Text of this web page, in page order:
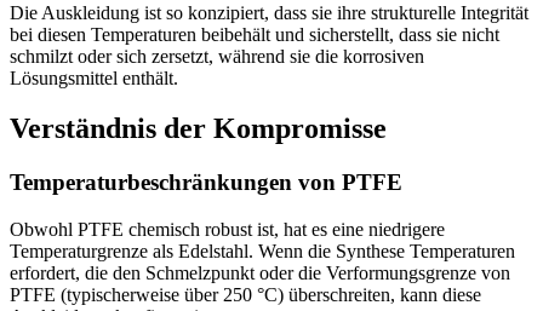
Die Auskleidung ist so konzipiert, dass sie ihre strukturelle Integrität
bei diesen Temperaturen beibehält und sicherstellt, dass sie nicht
schmilzt oder sich zersetzt, während sie die korrosiven
Lösungsmittel enthält.
Verständnis der Kompromisse
Temperaturbeschränkungen von PTFE
Obwohl PTFE chemisch robust ist, hat es eine niedrigere
Temperaturgrenze als Edelstahl. Wenn die Synthese Temperaturen
erfordert, die den Schmelzpunkt oder die Verformungsgrenze von
PTFE (typischerweise über 250 °C) überschreiten, kann diese